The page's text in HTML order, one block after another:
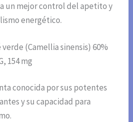
un mejor control del apetito y
energético.
(Camellia sinensis) 60%
154 mg
conocida por sus potentes
y su capacidad para